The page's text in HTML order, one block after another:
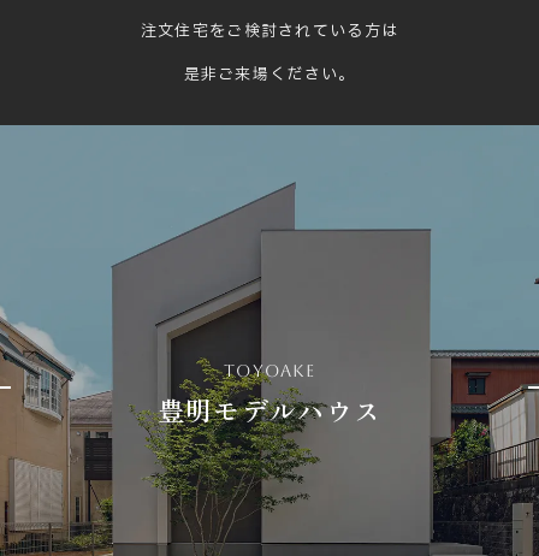
注文住宅をご検討されている方は
是非ご来場ください。
toyoake
豊明モデルハウス